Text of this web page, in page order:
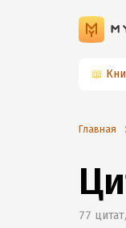
📖
Главная
77